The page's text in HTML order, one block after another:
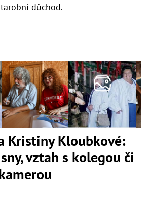
důchod.
Kristiny Kloubkové:
vztah s kolegou či